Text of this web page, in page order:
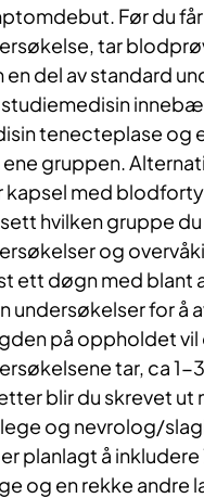
Før du
tar
en del av standard
studiemedisin
tenecteplase og
gruppen.
kapsel med
hvilken gruppe
og
ett døgn med blant
undersøkelser for å
på oppholdet vil
tar, ca 1-
blir du skrevet ut
og nevrolog/
planlagt å
og en rekke andre